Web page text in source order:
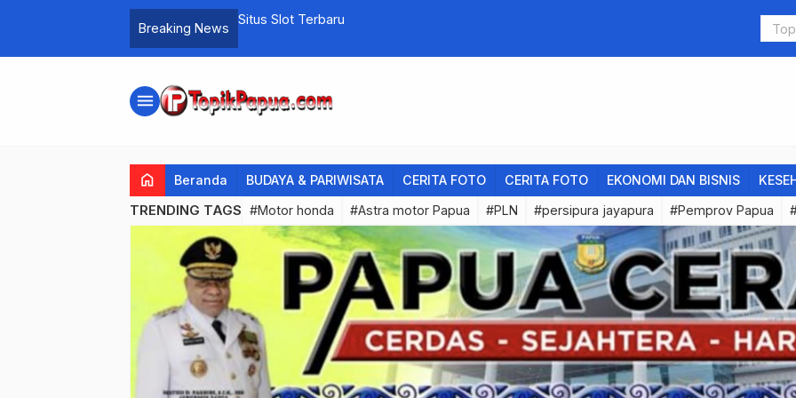
Breaking News
Situs Slot Terbaru Slot
menu
home Beranda BUDAYA & PARIWISATA CERITA FOTO CERITA FOTO EKONOMI DAN BISNIS
TRENDING TAGS #Motor honda #Astra motor Papua #PLN #persipura jayapura #Pemprov Papua